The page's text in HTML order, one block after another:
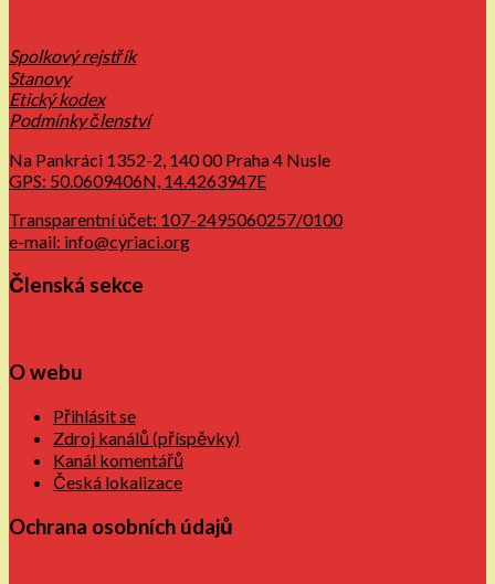
Spolkový rejstřík
Stanovy
Etický kodex
Podmínky členství
Na Pankráci 1352-2, 140 00 Praha 4 Nusle
GPS: 50.0609406N, 14.4263947E
Transparentní účet: 107-2495060257/0100
e-mail: info@cyriaci.org
Členská sekce
O webu
Přihlásit se
Zdroj kanálů (příspěvky)
Kanál komentářů
Česká lokalizace
Ochrana osobních údajů